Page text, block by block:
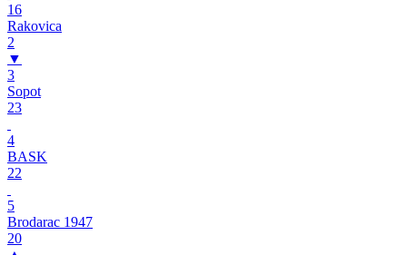
16
Rakovica
2
▼
3
Sopot
23
4
BASK
22
5
Brodarac 1947
20